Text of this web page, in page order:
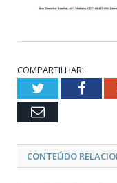
COMPARTILHAR:
Twitter
Email
CONTEÚDO